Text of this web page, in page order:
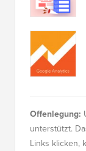
Offenlegung:
unterstützt.
Links klicken,